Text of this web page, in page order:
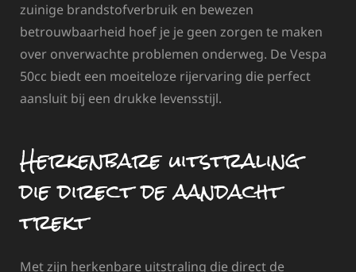
zuinige brandstofverbruik en bewezen
betrouwbaarheid hoef je je geen zorgen te maken
over onverwachte problemen onderweg. De Vespa
50cc biedt een moeiteloze rijervaring die perfect
aansluit bij een drukke levensstijl.
Herkenbare uitstraling
die direct de aandacht
trekt
Met zijn herkenbare uitstraling die direct de